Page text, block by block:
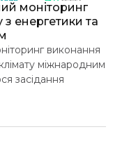
моніторинг
енергетики та
виконання
міжнародним
засідання
з питань
представників